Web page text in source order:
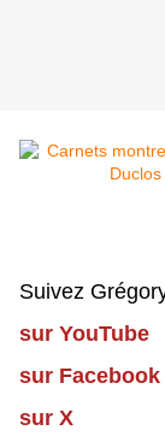
Suivez
sur YouTube
sur Facebook
sur X